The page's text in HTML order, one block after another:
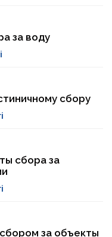
за воду
сбору
сбора за
за объекты